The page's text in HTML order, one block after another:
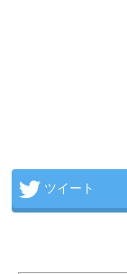
ツイート